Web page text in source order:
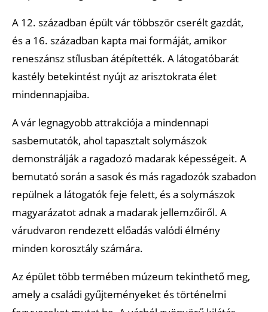
A 12. században épült vár többször cserélt gazdát,
és a 16. században kapta mai formáját, amikor
reneszánsz stílusban átépítették. A látogatóbarát
kastély betekintést nyújt az arisztokrata élet
mindennapjaiba.
A vár legnagyobb attrakciója a mindennapi
sasbemutatók, ahol tapasztalt solymászok
demonstrálják a ragadozó madarak képességeit. A
bemutató során a sasok és más ragadozók szabadon
repülnek a látogatók feje felett, és a solymászok
magyarázatot adnak a madarak jellemzőiről. A
várudvaron rendezett előadás valódi élmény
minden korosztály számára.
Az épület több termében múzeum tekinthető meg,
amely a családi gyűjteményeket és történelmi